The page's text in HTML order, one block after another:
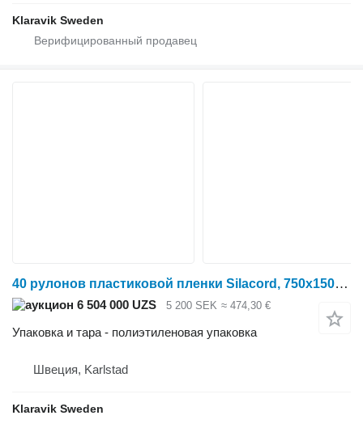
Klaravik Sweden
40 рулонов пластиковой пленки Silacord, 750x1500 мм
6 504 000 UZS 5 200 SEK ≈ 474,30 €
Упаковка и тара - полиэтиленовая упаковка
Швеция, Karlstad
Klaravik Sweden